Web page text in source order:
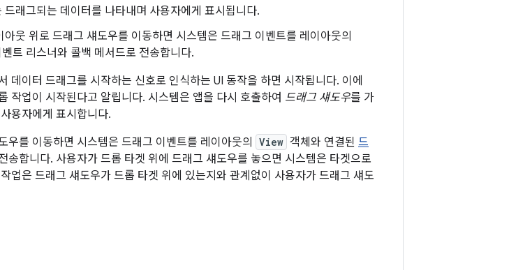
드래그되는 데이터를 나타내며 사용자에게 표시됩니다.
아웃 위로 드래그 섀도우를 이동하면 시스템은 드래그 이벤트를 레이아웃의
트 리스너와 콜백 메서드로 전송합니다.
데이터 드래그를 시작하는 신호로 인식하는 UI 동작을 하면 시작됩니다. 이에
작업이 시작된다고 알립니다. 시스템은 앱을 다시 호출하여 드래그 섀도우를 가
용자에게 표시합니다.
우를 이동하면 시스템은 드래그 이벤트를 레이아웃의
View 객체와 연결된 드
송합니다. 사용자가 드롭 타겟 위에 드래그 섀도우를 놓으면 시스템은 타겟으로
업은 드래그 섀도우가 드롭 타겟 위에 있는지와 관계없이 사용자가 드래그 섀도